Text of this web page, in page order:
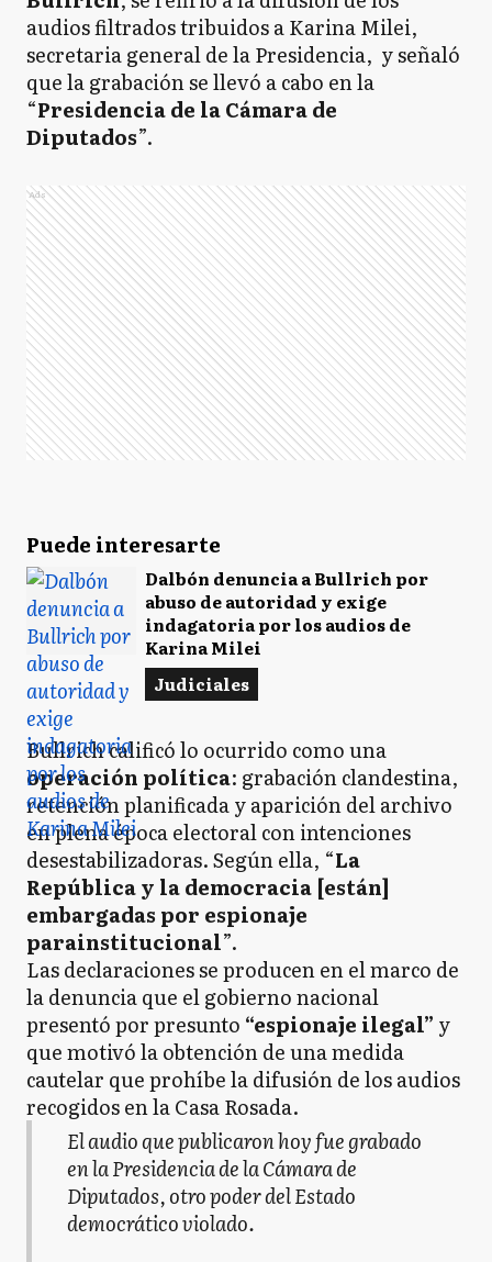
audios filtrados tribuidos a Karina Milei,
secretaria general de la Presidencia, y señaló
que la grabación se llevó a cabo en la
“Presidencia de la Cámara de
Diputados”.
Ads
Puede interesarte
Dalbón denuncia a Bullrich por
abuso de autoridad y exige
indagatoria por los audios de
Karina Milei
Judiciales
Bullrich calificó lo ocurrido como una
operación política: grabación clandestina,
retención planificada y aparición del archivo
en plena época electoral con intenciones
desestabilizadoras. Según ella, “La
República y la democracia [están]
embargadas por espionaje
parainstitucional”.
Las declaraciones se producen en el marco de
la denuncia que el gobierno nacional
presentó por presunto “espionaje ilegal” y
que motivó la obtención de una medida
cautelar que prohíbe la difusión de los audios
recogidos en la Casa Rosada.
El audio que publicaron hoy fue grabado
en la Presidencia de la Cámara de
Diputados, otro poder del Estado
democrático violado.